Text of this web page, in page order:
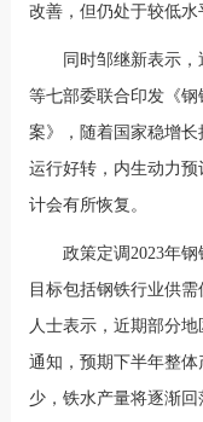
改善，但仍处于较低水
同时邹继新表示
等七部委联合印发《
案》，随着国家稳增
运行好转，内生动力
计会有所恢复。
政策定调2023年
目标包括钢铁行业供
人士表示，近期部分
通知，预期下半年整
少，铁水产量将逐渐回